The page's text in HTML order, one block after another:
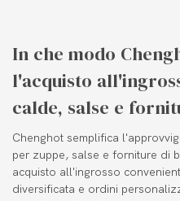
In che modo
l'acquisto
calde, salse e
Chenghot semplifica
per zuppe, salse e forniture di
acquisto all'ingrosso
diversificata e ordini